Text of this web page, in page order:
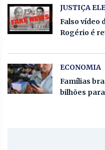
JUSTIÇA
Falso vídeo
Rogério é
ECONOMIA
Famílias
bilhões